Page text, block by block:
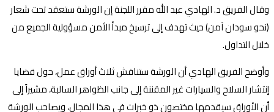
وقال الفريق د. الهادي عبد الله مقرر اللجنة إن الورشة ستعقد تحت شعار
(نحو سودان آمن) حيث تهدف إلى ترسيخ مبدأ الأمن مسؤولية الجميع من
خلال التداول.
وأوضح الفريق الهادي أن الورشة ستناقش ثلاث أوراق عمل، حول قضايا
إنتشار السلاح والسيارات غير المقننة إلى جانب الظواهر السالبة، مشيراً إلى
أن الأوراق سيقدمها مختصون ذو خبرات في هذا المجال، ويصاحب الورشة